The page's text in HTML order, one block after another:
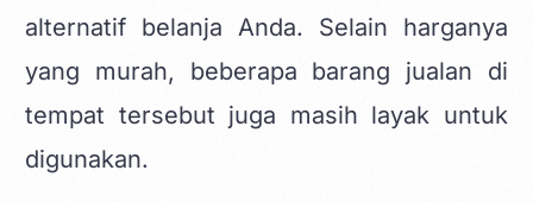
alternatif belanja Anda. Selain harganya
yang murah, beberapa barang jualan di
tempat tersebut juga masih layak untuk
digunakan.